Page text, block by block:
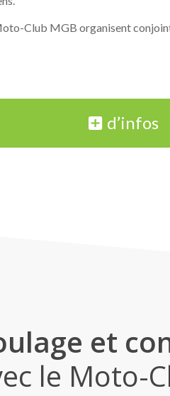
Club MGB organisent
d’infos
et
le Moto-